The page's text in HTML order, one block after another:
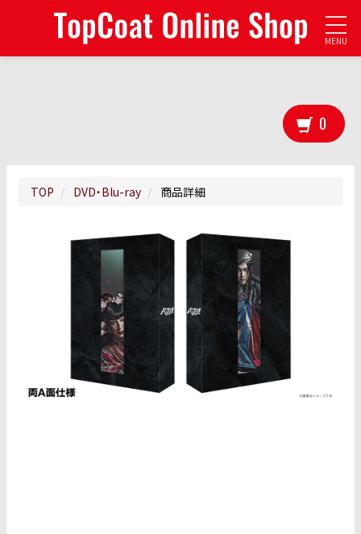
MENU
0
TOP DVD・Blu-ray 商品詳細